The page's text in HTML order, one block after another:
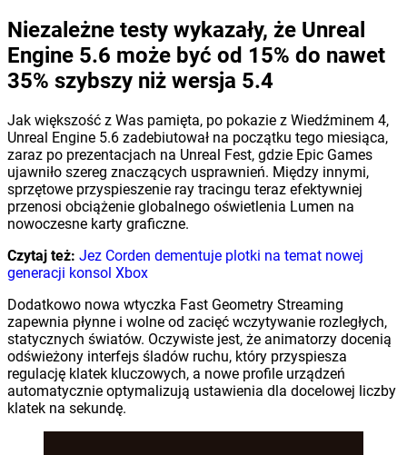
Niezależne testy wykazały, że Unreal
Engine 5.6 może być od 15% do nawet
35% szybszy niż wersja 5.4
Jak większość z Was pamięta, po pokazie z Wiedźminem 4,
Unreal Engine 5.6 zadebiutował na początku tego miesiąca,
zaraz po prezentacjach na Unreal Fest, gdzie Epic Games
ujawniło szereg znaczących usprawnień. Między innymi,
sprzętowe przyspieszenie ray tracingu teraz efektywniej
przenosi obciążenie globalnego oświetlenia Lumen na
nowoczesne karty graficzne.
Czytaj też: Jez Corden dementuje plotki na temat nowej
generacji konsol Xbox
Dodatkowo nowa wtyczka Fast Geometry Streaming
zapewnia płynne i wolne od zacięć wczytywanie rozległych,
statycznych światów. Oczywiste jest, że animatorzy docenią
odświeżony interfejs śladów ruchu, który przyspiesza
regulację klatek kluczowych, a nowe profile urządzeń
automatycznie optymalizują ustawienia dla docelowej liczby
klatek na sekundę.